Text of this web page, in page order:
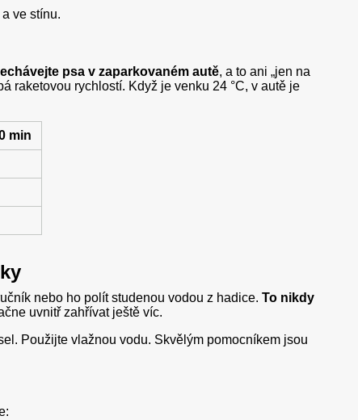
ve stínu.
psa v zaparkovaném autě, a to ani „jen na
raketovou rychlostí. Když je venku 24 °C, v autě je
min
nebo ho polít studenou vodou z hadice. To nikdy
uvnitř zahřívat ještě víc.
Použijte vlažnou vodu. Skvělým pomocníkem jsou